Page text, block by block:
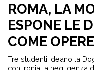
ROMA, LA
ESPONE LE
COME
Tre studenti ideano la
con ironia la negligenza